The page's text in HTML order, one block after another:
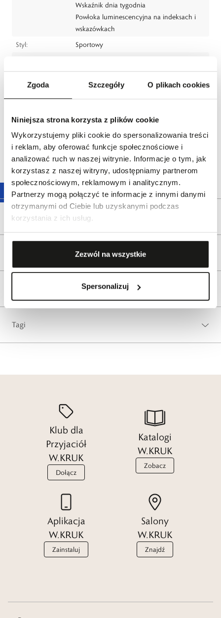
Zgoda Szczegóły O plikach cookies
Niniejsza strona korzysta z plików cookie
Wykorzystujemy pliki cookie do spersonalizowania treści
i reklam, aby oferować funkcje społecznościowe i
analizować ruch w naszej witrynie. Informacje o tym, jak
korzystasz z naszej witryny, udostępniamy partnerom
społecznościowym, reklamowym i analitycznym.
Partnerzy mogą połączyć te informacje z innymi danymi
otrzymanymi od Ciebie lub uzyskanymi podczas
korzystania z ich usług.
Zezwól na wszystkie
Spersonalizuj
Wskaźnik dnia tygodnia
Powłoka luminescencyjna na indeksach i
wskazówkach
Styl:
Sportowy
CASIO Europe GmbH, Casio-Platz 1, 22848
Norderstedt, Germany
e-mail:info@casio.de
Dystrybutor:
W.KRUK S.A
ul. Pilotów 10, 31-462 Kraków
e-mail:gspr@wkruk.pl
Bezpieczeństwo:
Informacje o bezpieczeństwie
Opis produktu
Tagi
Klub dla
Przyjaciół
W.KRUK
Dołącz
Katalogi
W.KRUK
Zobacz
Aplikacja
W.KRUK
Zainstaluj
Salony
W.KRUK
Znajdź